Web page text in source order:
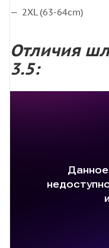
2XL (63-64cm)
Отличия
3.5: